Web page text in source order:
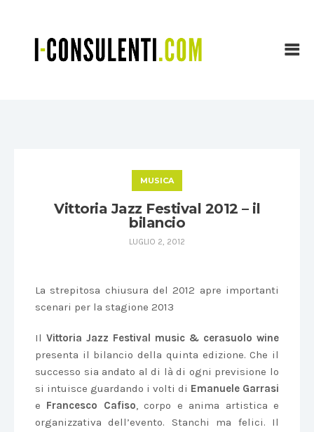
MUSICA
Vittoria Jazz Festival 2012 – il
bilancio
LUGLIO 2, 2012
La strepitosa chiusura del 2012 apre importanti
scenari per la stagione 2013
Il Vittoria Jazz Festival music & cerasuolo wine
presenta il bilancio della quinta edizione. Che il
successo sia andato al di là di ogni previsione lo
si intuisce guardando i volti di Emanuele Garrasi
e Francesco Cafiso, corpo e anima artistica e
organizzativa dell’evento. Stanchi ma felici. Il